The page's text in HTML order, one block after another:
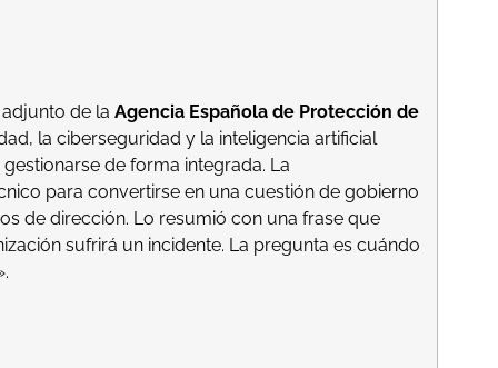
de la Agencia Española de Protección de
la ciberseguridad y la inteligencia artificial
de forma integrada. La
para convertirse en una cuestión de gobierno
de dirección. Lo resumió con una frase que
sufrirá un incidente. La pregunta es cuándo